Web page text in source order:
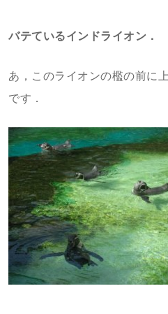
バテているインドライオン．
あ，このライオンの檻の前に
です．